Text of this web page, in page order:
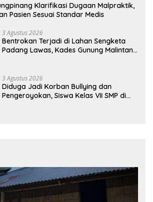
Klarifikasi Dugaan Malpraktik,
Pasien Sesuai Standar Medis
3 Agustus 2026
Bentrokan Terjadi di Lahan Sengketa
Padang Lawas, Kades Gunung Malintang
3 Agustus 2026
Diduga Jadi Korban Bullying dan
Pengeroyokan, Siswa Kelas VII SMP di